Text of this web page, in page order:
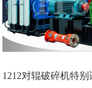
1212对辊破碎机特